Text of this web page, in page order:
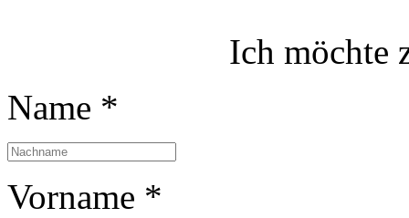
Ich möchte
Name *
Vorname *